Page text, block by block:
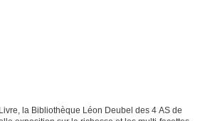
la Bibliothèque Léon Deubel des 4 AS de